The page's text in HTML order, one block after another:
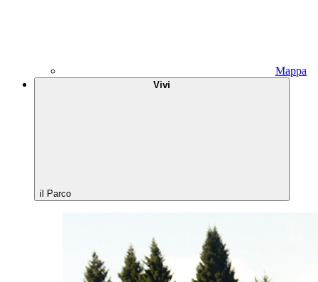
Mappa
Vivi
il Parco